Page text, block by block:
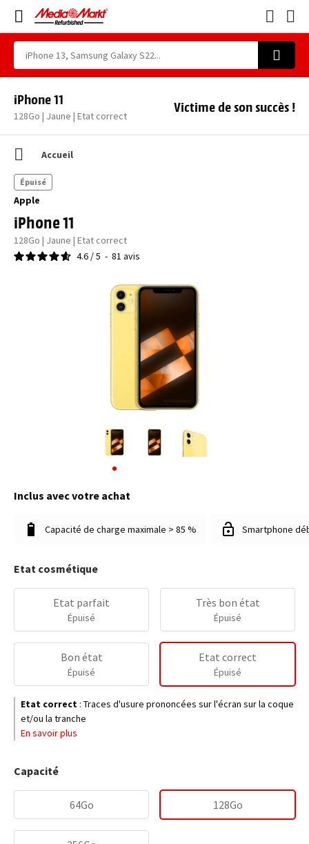
iPhone 11
128Go | Jaune | Etat correct
Victime de son succès !
Accueil
Apple
iPhone 11
128Go | Jaune | Etat correct
4.6 /5 - 81 avis
Épuisé
Inclus avec votre achat
Capacité de charge maximale > 85 % Smartphone
Etat cosmétique
Etat parfait
Épuisé
Très bon état
Épuisé
Bon état
Épuisé
Etat correct
Épuisé
Etat correct : Traces d'usure prononcées sur l'écran sur la coque
et/ou la tranche
En savoir plus
Capacité
64Go 128Go